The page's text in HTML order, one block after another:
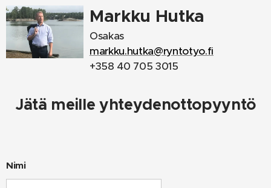
Markku Hutka
Osakas
markku.hutka@ryntotyo.fi
+358 40 705 3015
Jätä meille yhteydenottopyyntö
Nimi